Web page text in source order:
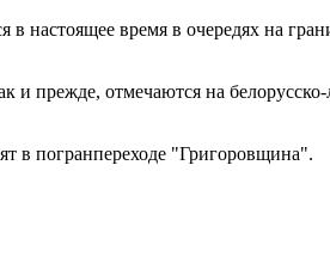
в настоящее время в очередях на
прежде, отмечаются на
в погранпереходе "Григоровщина".